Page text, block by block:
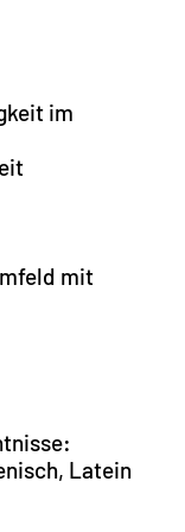
im
mit
Latein